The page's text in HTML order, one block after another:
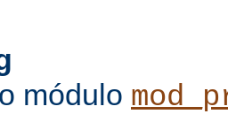
módulo